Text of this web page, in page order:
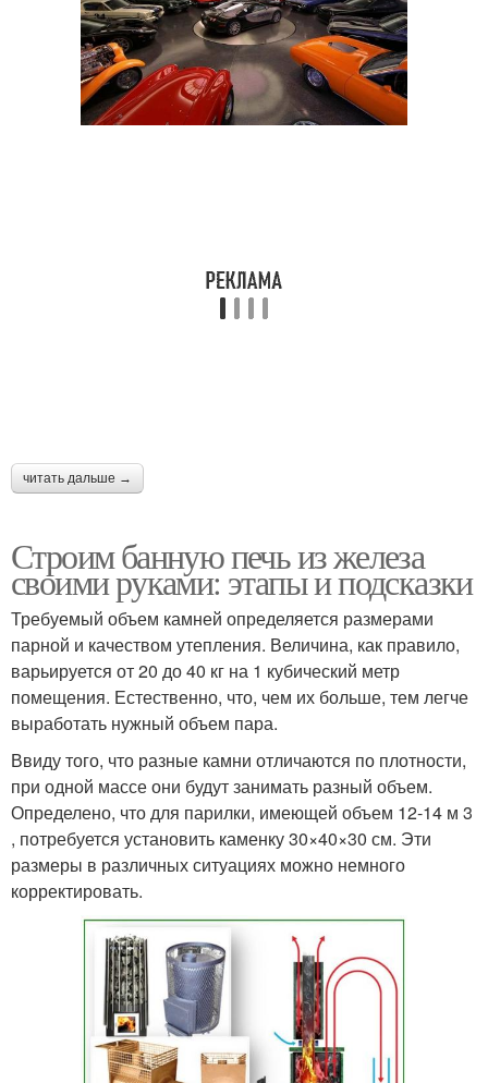
Банные печи Печи из трубы
металлическим печам
читать дальше →
Строим банную печь из железа
своими руками: этапы и подсказки
Требуемый объем камней определяется размерами
парной и качеством утепления. Величина, как правило,
варьируется от 20 до 40 кг на 1 кубический метр
помещения. Естественно, что, чем их больше, тем легче
выработать нужный объем пара.
Ввиду того, что разные камни отличаются по плотности,
при одной массе они будут занимать разный объем.
Определено, что для парилки, имеющей объем 12-14 м 3
, потребуется установить каменку 30×40×30 см. Эти
размеры в различных ситуациях можно немного
корректировать.